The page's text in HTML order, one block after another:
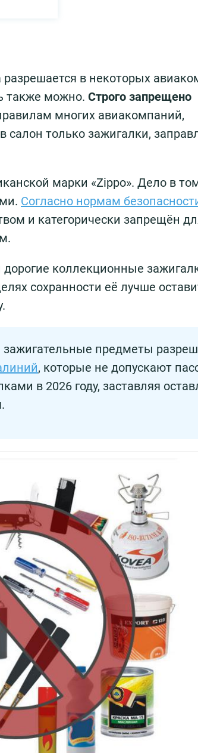
в некоторых
также можно. Строго запрещено
многих авиакомпаний,
салон только зажигалки,
марки «Zippo». Дело в
Согласно нормам
и категорически запрещён
коллекционные
сохранности её лучше
зажигательные предметы
, которые не допускают
в 2026 году, заставляя